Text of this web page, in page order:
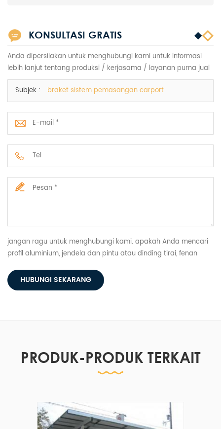
KONSULTASI GRATIS
Anda dipersilakan untuk menghubungi kami untuk informasi
lebih lanjut tentang produksi / kerjasama / layanan purna jual
Subjek : braket sistem pemasangan carport
jangan ragu untuk menghubungi kami. apakah Anda mencari
profil aluminium, jendela dan pintu atau dinding tirai, fenan
HUBUNGI SEKARANG
PRODUK-PRODUK TERKAIT